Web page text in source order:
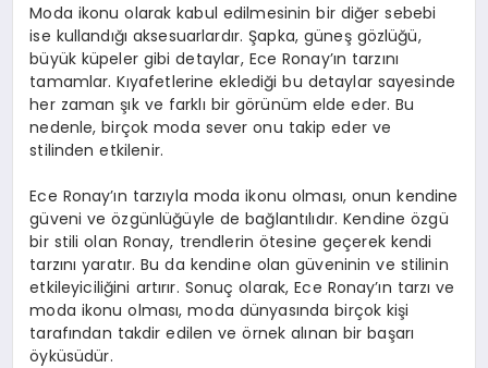
Moda ikonu olarak kabul edilmesinin bir diğer sebebi
ise kullandığı aksesuarlardır. Şapka, güneş gözlüğü,
büyük küpeler gibi detaylar, Ece Ronay’ın tarzını
tamamlar. Kıyafetlerine eklediği bu detaylar sayesinde
her zaman şık ve farklı bir görünüm elde eder. Bu
nedenle, birçok moda sever onu takip eder ve
stilinden etkilenir.
Ece Ronay’ın tarzıyla moda ikonu olması, onun kendine
güveni ve özgünlüğüyle de bağlantılıdır. Kendine özgü
bir stili olan Ronay, trendlerin ötesine geçerek kendi
tarzını yaratır. Bu da kendine olan güveninin ve stilinin
etkileyiciliğini artırır. Sonuç olarak, Ece Ronay’ın tarzı ve
moda ikonu olması, moda dünyasında birçok kişi
tarafından takdir edilen ve örnek alınan bir başarı
öyküsüdür.